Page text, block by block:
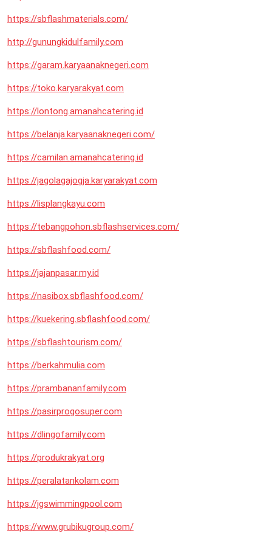
https://sbflashmaterials.com/
http://gunungkidulfamily.com
https://garam.karyaanaknegeri.com
https://toko.karyarakyat.com
https://lontong.amanahcatering.id
https://belanja.karyaanaknegeri.com/
https://camilan.amanahcatering.id
https://jagolagajogja.karyarakyat.com
https://lisplangkayu.com
https://tebangpohon.sbflashservices.com/
https://sbflashfood.com/
https://jajanpasar.my.id
https://nasibox.sbflashfood.com/
https://kuekering.sbflashfood.com/
https://sbflashtourism.com/
https://berkahmulia.com
https://prambananfamily.com
https://pasirprogosuper.com
https://dlingofamily.com
https://produkrakyat.org
https://peralatankolam.com
https://jgswimmingpool.com
https://www.grubikugroup.com/